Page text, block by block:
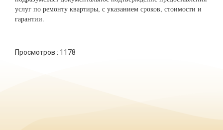
услуг по ремонту квартиры, с указанием сроков, стоимости и
гарантии.
Просмотров : 1178